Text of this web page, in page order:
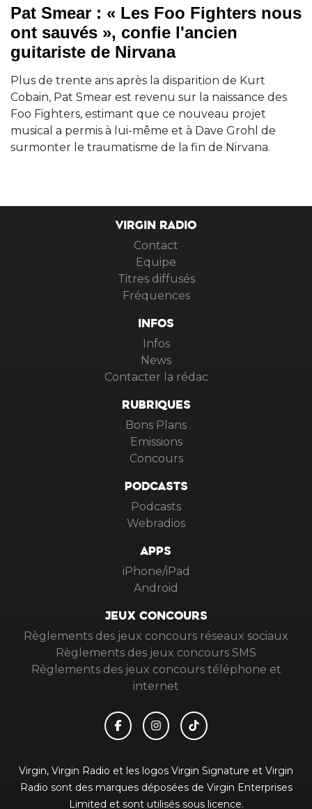
Pat Smear : « Les Foo Fighters nous
ont sauvés », confie l'ancien
guitariste de Nirvana
Plus de trente ans après la disparition de Kurt
Cobain, Pat Smear est revenu sur la naissance des
Foo Fighters, estimant que ce nouveau projet
musical a permis à lui-même et à Dave Grohl de
surmonter le traumatisme de la fin de Nirvana.
VIRGIN RADIO
Contact
Equipe
Titres diffusés
Fréquences
INFOS
Infos
News
Contacter la rédac
RUBRIQUES
Bons Plans
Emissions
Concours
PODCASTS
Podcasts
Webradios
APPS
iPhone/iPad
Android
JEUX CONCOURS
Règlements des jeux concours réseaux sociaux
Règlements des jeux concours SMS
Règlements des jeux concours téléphone et
internet
Virgin, Virgin Radio et les logos Virgin Signature et Virgin
Radio sont des marques déposées de Virgin Enterprises
Limited et sont utilisés sous licence.